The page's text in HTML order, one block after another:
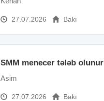
27.07.2026 Bakı
SMM menecer tələb olunur
Asim
27.07.2026 Bakı